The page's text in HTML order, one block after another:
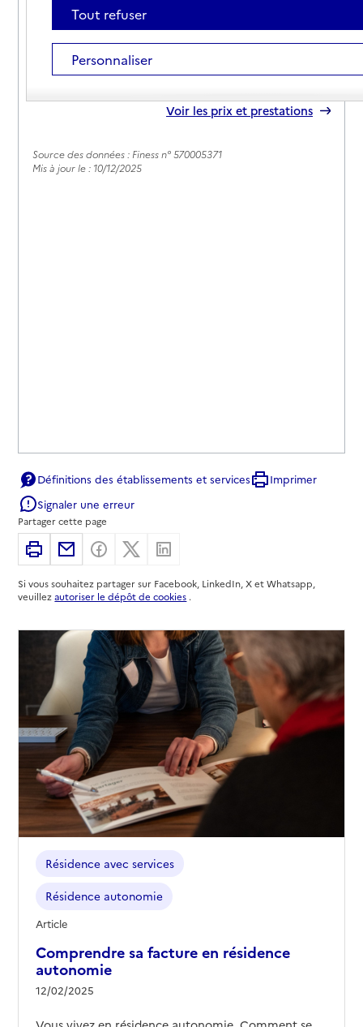
Adresse
27 rue Mozart
57300-Hagondange
09 72 10 25 10
Voir les prix et prestations
Source des données : Finess n° 570005371
Mis à jour le : 10/12/2025
Définitions des établissements et services
Imprimer
Signaler une erreur
Partager cette page
ImprimerPartager par email
Partager sur Facebook
Partager sur X
Si vous souhaitez partager sur Facebook, LinkedIn, X et Whatsapp,
veuillezautoriser le dépôt de cookies .
Comprendre sa facture en résidence
autonomie
12/02/2025
Résidence avec services
Résidence autonomie
Article
Tout refuser
Personnaliser